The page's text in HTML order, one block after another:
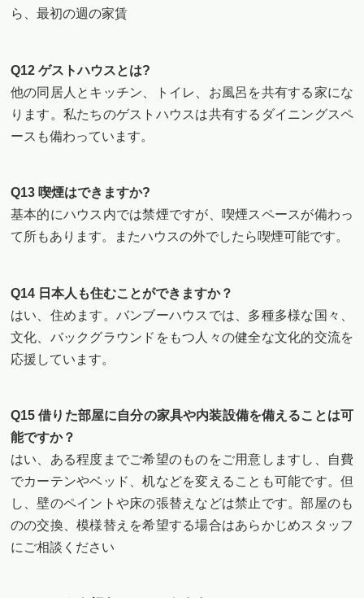
ら、最初の週の家賃
Q12 ゲストハウスとは?
他の同居人とキッチン、トイレ、お風呂を共有する家にな
ります。私たちのゲストハウスは共有するダイニングスペ
ースも備わっています。
Q13 喫煙はできますか?
基本的にハウス内では禁煙ですが、喫煙スペースが備わっ
て所もあります。またハウスの外でしたら喫煙可能です。
Q14 日本人も住むことができますか？
はい、住めます。バンブーハウスでは、多種多様な国々、
文化、バックグラウンドをもつ人々の健全な文化的交流を
応援しています。
Q15 借りた部屋に自分の家具や内装設備を備えることは可
能ですか？
はい、ある程度までご希望のものをご用意しますし、自費
でカーテンやベッド、机などを変えることも可能です。但
し、壁のペイントや床の張替えなどは禁止です。部屋のも
のの交換、模様替えを希望する場合はあらかじめスタッフ
にご相談ください